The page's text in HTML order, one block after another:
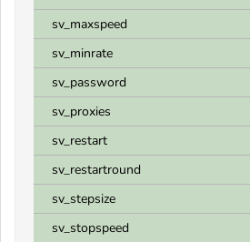
sv_maxspeed
sv_minrate
sv_password
sv_proxies
sv_restart
sv_restartround
sv_stepsize
sv_stopspeed